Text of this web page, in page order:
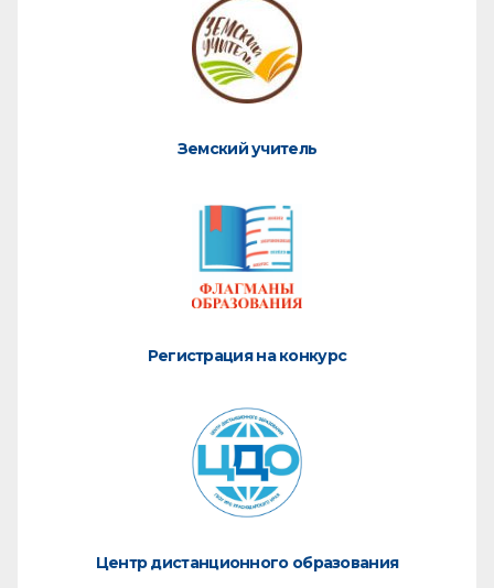
Земский учитель
Регистрация на конкурс
Центр дистанционного образования